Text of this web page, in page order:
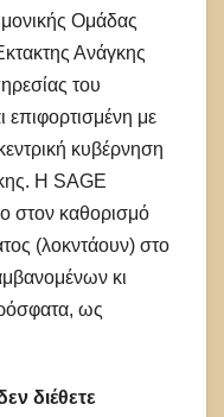
Ομάδας
Ανάγκης
του
επιφορτισμένη με
κυβέρνηση
Η SAGE
στον καθορισμό
(λοκντάουν) στο
κι
ως
διέθετε